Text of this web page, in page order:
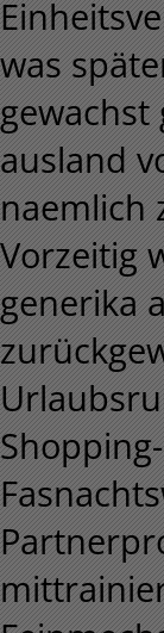
was
ausland
naemlich
Vorzeitig
generika